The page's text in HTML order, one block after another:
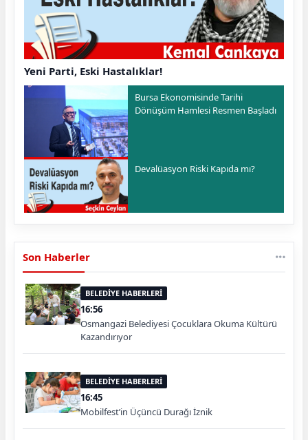
Yeni Parti, Eski Hastalıklar!
Bursa Ekonomisinde Tarihi
Dönüşüm Hamlesi Resmen Başladı
Devalüasyon Riski Kapıda mı?
Son Haberler
BELEDİYE HABERLERİ
16:56
Osmangazi Belediyesi Çocuklara Okuma Kültürü
Kazandırıyor
BELEDİYE HABERLERİ
16:45
Mobilfest’in Üçüncü Durağı İznik